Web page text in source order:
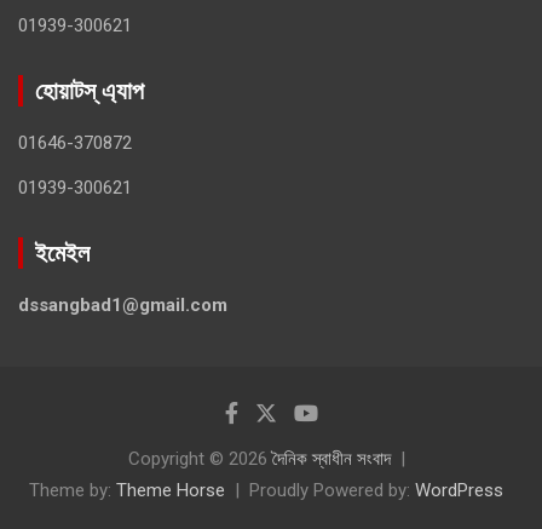
01939-300621
হোয়াটস্ এ্যাপ
01646-370872
01939-300621
ইমেইল
dssangbad1@gmail.com
Copyright © 2026দৈনিক স্বাধীন সংবাদ
Theme by: Theme Horse Proudly Powered by: WordPress